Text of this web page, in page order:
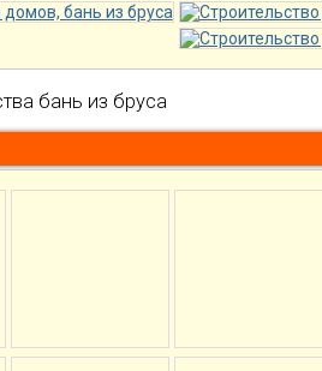
бань из бруса